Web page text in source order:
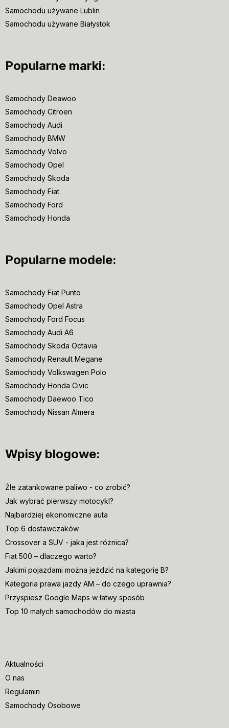
Samochodu używane Lublin
Samochodu używane Białystok
Popularne marki:
Samochody Deawoo
Samochody Citroen
Samochody Audi
Samochody BMW
Samochody Volvo
Samochody Opel
Samochody Skoda
Samochody Fiat
Samochody Ford
Samochody Honda
Popularne modele:
Samochody Fiat Punto
Samochody Opel Astra
Samochody Ford Focus
Samochody Audi A6
Samochody Skoda Octavia
Samochody Renault Megane
Samochody Volkswagen Polo
Samochody Honda Civic
Samochody Daewoo Tico
Samochody Nissan Almera
Wpisy blogowe:
Źle zatankowane paliwo - co zrobić?
Jak wybrać pierwszy motocykl?
Najbardziej ekonomiczne auta
Top 6 dostawczaków
Crossover a SUV - jaka jest różnica?
Fiat 500 – dlaczego warto?
Jakimi pojazdami można jeździć na kategorię B?
Kategoria prawa jazdy AM – do czego uprawnia?
Przyspiesz Google Maps w łatwy sposób
Top 10 małych samochodów do miasta
Aktualności
O nas
Regulamin
Samochody Osobowe